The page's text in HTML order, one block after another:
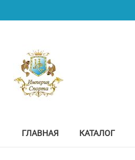
ГЛАВНАЯ КАТАЛОГ